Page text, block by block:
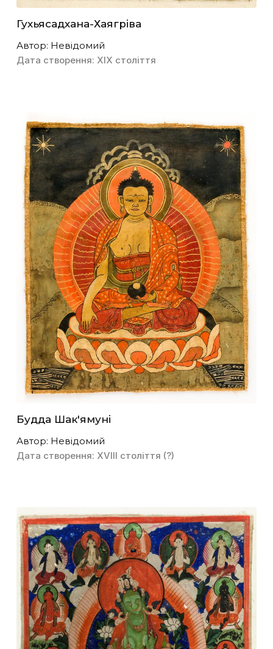
Гухьясадхана-Хаягріва
Автор: Невідомий
Дата створення: ХІХ століття
Будда Шак'ямуні
Автор: Невідомий
Дата створення: XVIII століття (?)